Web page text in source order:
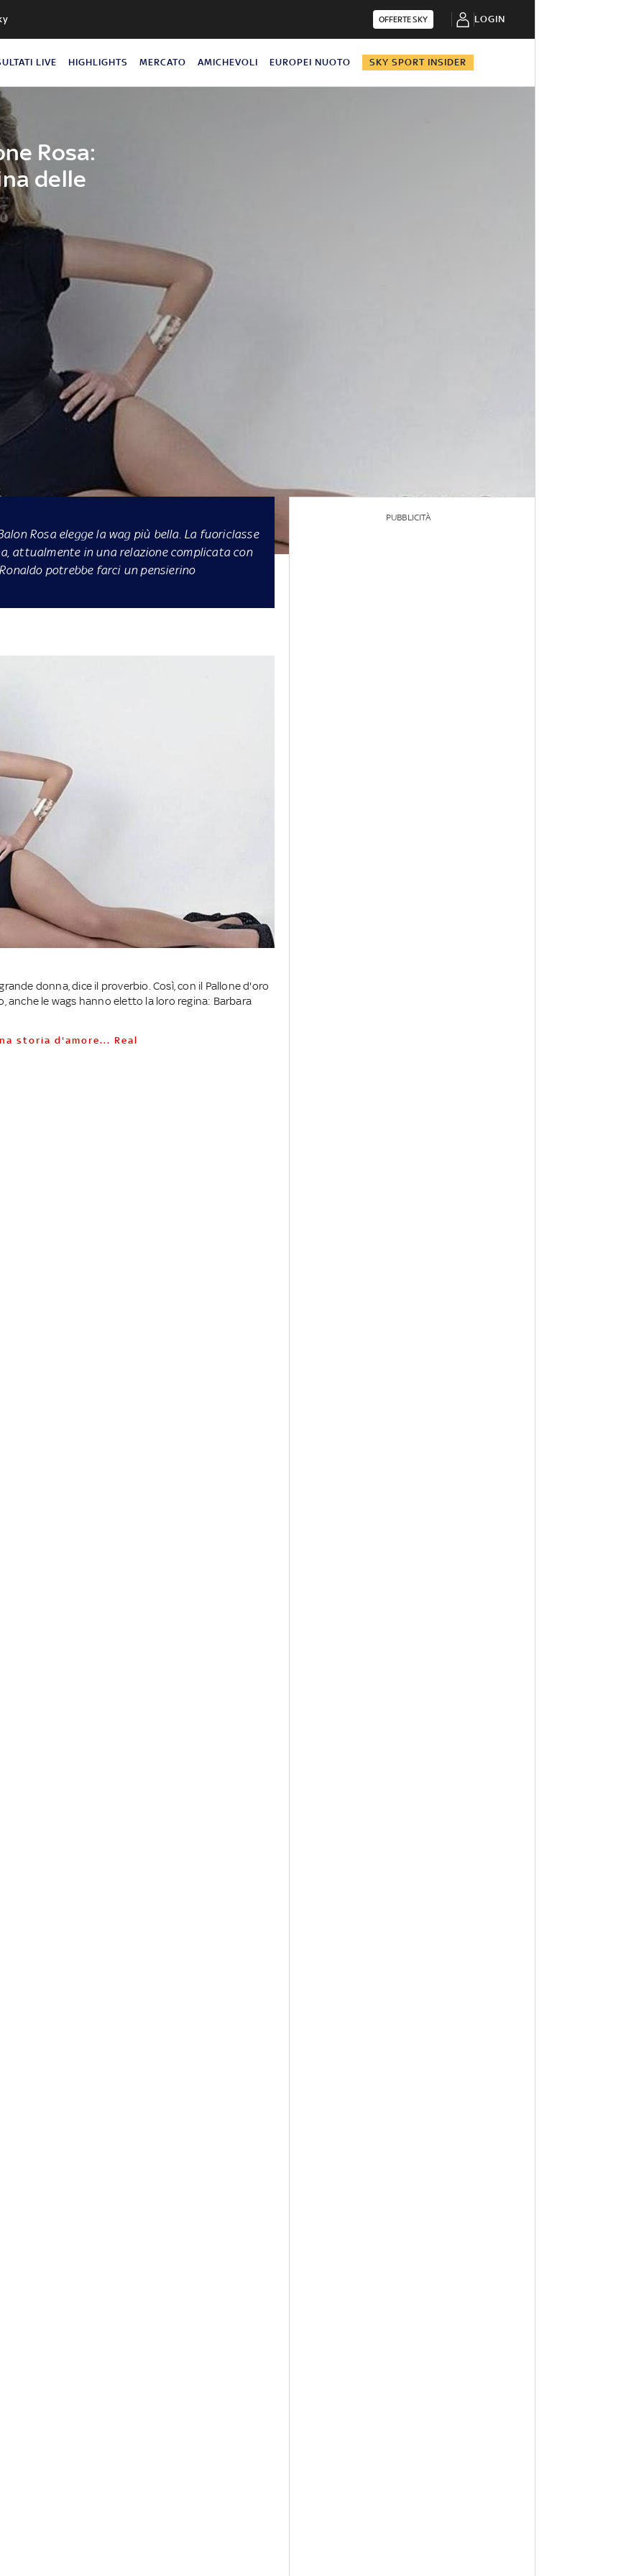
OFFERTE SKY LOGIN
LIVE HIGHLIGHTS MERCATO AMICHEVOLI EUROPEI NUOTO SKY SPORT INSIDER
Rosa:
delle
Rosa elegge la wag più bella. La fuoriclasse
attualmente in una relazione complicata con
potrebbe farci un pensierino
donna, dice il proverbio. Così, con il Pallone d'oro
anche le wags hanno eletto la loro regina: Barbara
storia d'amore... Real
PUBBLICITÀ